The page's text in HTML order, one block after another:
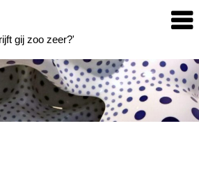
gij zoo zeer?'